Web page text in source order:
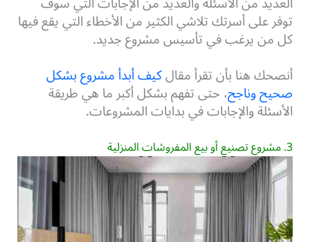
توفر على أسرتك تلاشي الكثير من الأخطاء التي يقع فيها
كل من يرغب في تأسيس مشروع جديد.
أنصحك هنا بأن تقرأ مقالكيف أبدأ مشروع بشكل
صحيح وناجح، حتى تفهم بشكل أكبر ما هي طريقة
الأسئلة والإجابات في بدايات المشروعات.
3. مشروع تصنيع أو بيع المفروشات المنزلية